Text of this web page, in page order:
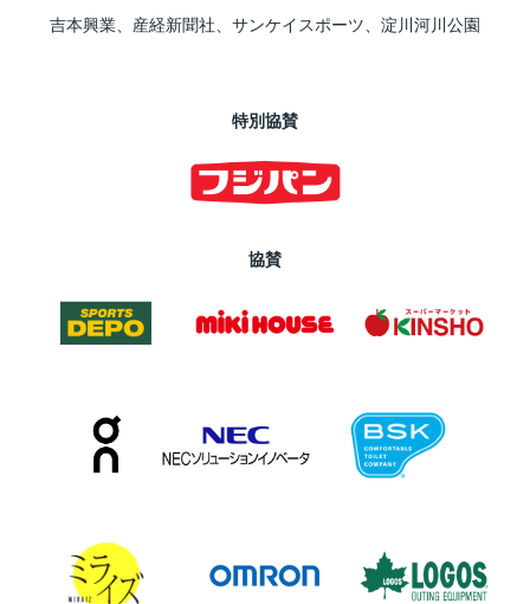
吉本興業、産経新聞社、サンケイスポーツ、淀川河川公園
特別協賛
協賛